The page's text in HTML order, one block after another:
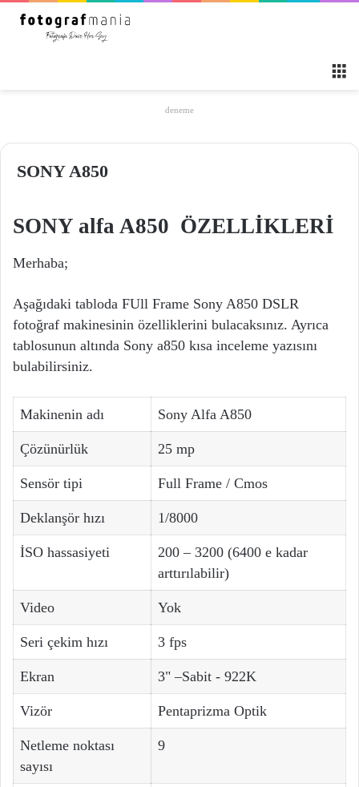
deneme
SONY A850
SONY alfa A850 ÖZELLİKLERİ
Merhaba;
Aşağıdaki tabloda FUll Frame Sony A850 DSLR
fotoğraf makinesinin özelliklerini bulacaksınız. Ayrıca
tablosunun altında Sony a850 kısa inceleme yazısını
bulabilirsiniz.
Makinenin adı Sony Alfa A850
Çözünürlük 25 mp
Sensör tipi Full Frame / Cmos
Deklanşör hızı 1/8000
İSO hassasiyeti
200 – 3200 (6400 e kadar
arttırılabilir)
Video Yok
Seri çekim hızı 3 fps
Ekran 3" –Sabit - 922K
Vizör Pentaprizma Optik
Netleme noktası
sayısı
9